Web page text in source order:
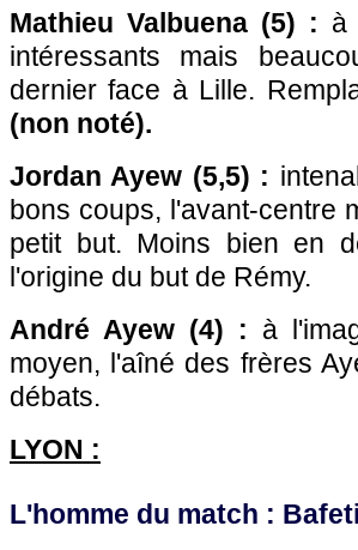
Mathieu Valbuena (5) : à
intéressants mais
dernier face à Lille.
(non noté).
Jordan Ayew (5,5) :
bons coups, l'avant-centre
petit but. Moins bien en
l'origine du but de Rémy.
André Ayew (4) : à
moyen, l'aîné des frères
débats.
LYON :
L'homme du match :